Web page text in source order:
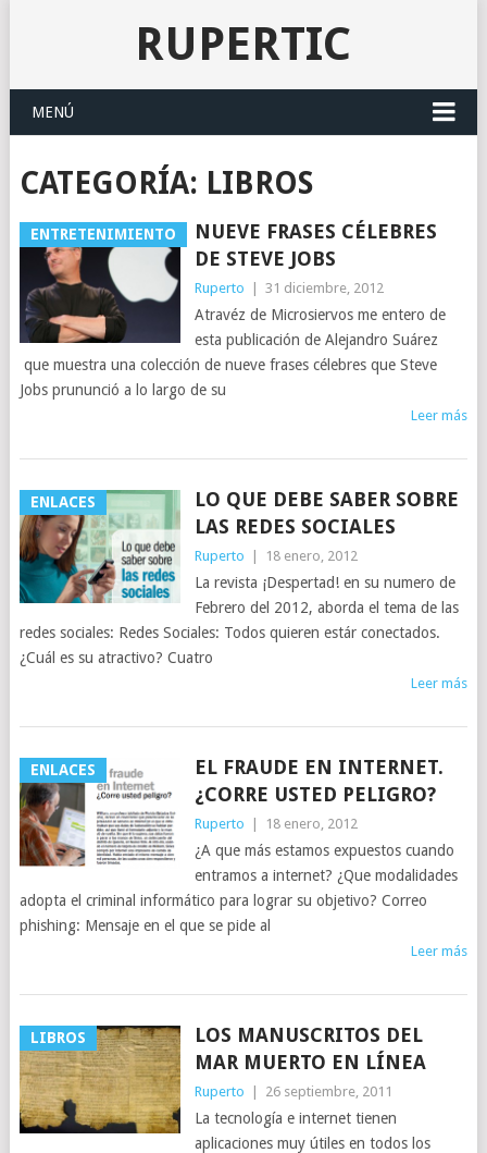
RUPERTIC
MENÚ
CATEGORÍA: LIBROS
ENTRETENIMIENTO
NUEVE FRASES CÉLEBRES
DE STEVE JOBS
Ruperto 31 diciembre, 2012
Atravéz de Microsiervos me entero de
esta publicación de Alejandro Suárez
que muestra una colección de nueve frases célebres que Steve
Jobs prununció a lo largo de su
Leer más
ENLACES
LO QUE DEBE SABER SOBRE
LAS REDES SOCIALES
Ruperto 18 enero, 2012
La revista ¡Despertad! en su numero de
Febrero del 2012, aborda el tema de las
redes sociales: Redes Sociales: Todos quieren estár conectados.
¿Cuál es su atractivo? Cuatro
Leer más
ENLACES
EL FRAUDE EN INTERNET.
¿CORRE USTED PELIGRO?
Ruperto 18 enero, 2012
¿A que más estamos expuestos cuando
entramos a internet? ¿Que modalidades
adopta el criminal informático para lograr su objetivo? Correo
phishing: Mensaje en el que se pide al
Leer más
LIBROS
LOS MANUSCRITOS DEL
MAR MUERTO EN LÍNEA
Ruperto 26 septiembre, 2011
La tecnología e internet tienen
aplicaciones muy útiles en todos los